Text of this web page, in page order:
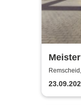
Remscheid